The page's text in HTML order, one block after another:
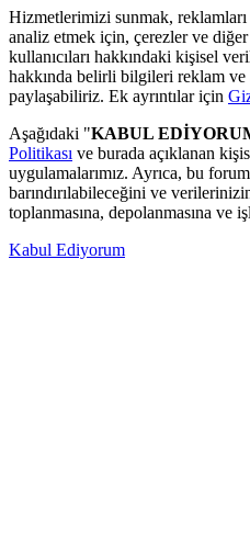
Hizmetlerimizi sunmak,
analiz etmek için, çerezler ve
kullanıcıları hakkındaki kişisel
hakkında belirli bilgileri reklam ve
paylaşabiliriz. Ek ayrıntılar için
Aşağıdaki "KABUL
Politikası ve burada açıklanan
uygulamalarımız. Ayrıca, bu
barındırılabileceğini ve
toplanmasına, depolanmasına ve
Kabul Ediyorum